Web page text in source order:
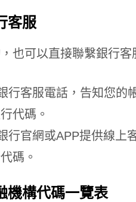
客服
也可以直接聯繫銀行客
行客服電話，告知您的
代碼。
行官網或APP提供線上
碼。
機構代碼一覽表